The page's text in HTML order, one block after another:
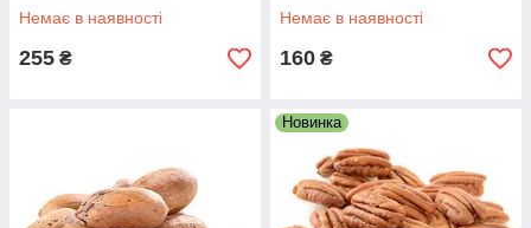
Немає в наявності
255 ₴
Немає в наявності
160 ₴
Новинка